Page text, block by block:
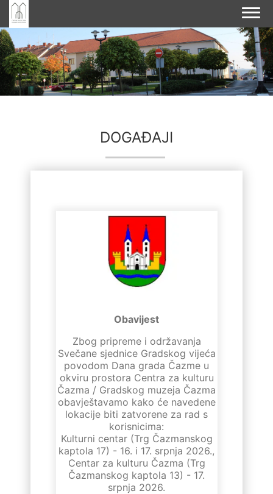
DOGAĐAJI
Obavijest
Zbog pripreme i održavanja
Svečane sjednice Gradskog vijeća
povodom Dana grada Čazme u
okviru prostora Centra za kulturu
Čazma / Gradskog muzeja Čazma
obavještavamo kako će navedene
lokacije biti zatvorene za rad s
korisnicima:
Kulturni centar (Trg Čazmanskog
kaptola 17) - 16. i 17. srpnja 2026.,
Centar za kulturu Čazma (Trg
Čazmanskog kaptola 13) - 17.
srpnja 2026.